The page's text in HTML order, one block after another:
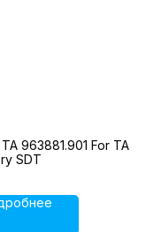
963881.901 For TA
SDT